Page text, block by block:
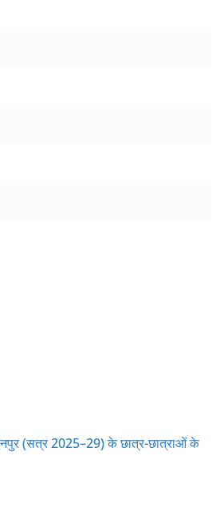
(सत्र 2025–29) के छात्र-छात्राओं के